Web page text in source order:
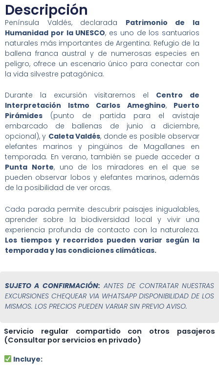
Descripción
Península Valdés, declarada Patrimonio de la
Humanidad por la UNESCO, es uno de los santuarios
naturales más importantes de Argentina. Refugio de la
ballena franca austral y de numerosas especies en
peligro, ofrece un escenario único para conectar con
la vida silvestre patagónica.
Durante la excursión visitaremos el Centro de
Interpretación Istmo Carlos Ameghino, Puerto
Pirámides (punto de partida para el avistaje
embarcado de ballenas de junio a diciembre,
opcional), y Caleta Valdés, donde es posible observar
elefantes marinos y pingüinos de Magallanes en
temporada. En verano, también se puede acceder a
Punta Norte, uno de los miradores en el que se
pueden observar lobos y elefantes marinos, además
de la posibilidad de ver orcas.
Cada parada permite descubrir paisajes inigualables,
aprender sobre la biodiversidad local y vivir una
experiencia profunda de contacto con la naturaleza.
Los tiempos y recorridos pueden variar según la
temporada y las condiciones climáticas.
SUJETO A CONFIRMACIÓN: ANTES DE CONTRATAR NUESTRAS
EXCURSIONES CHEQUEAR VIA WHATSAPP DISPONIBILIDAD DE LOS
MISMOS. LOS PRECIOS PUEDEN VARIAR SIN PREVIO AVISO.
Servicio regular compartido con otros pasajeros
(Consultar por servicios en privado)
Incluye: